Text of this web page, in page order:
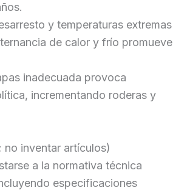
y temperaturas extremas
de calor y frío promueve
inadecuada provoca
incrementando roderas y
no inventar artículos)
a la normativa técnica
especificaciones